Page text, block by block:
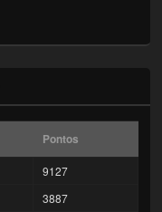
Pontos
9127
3887